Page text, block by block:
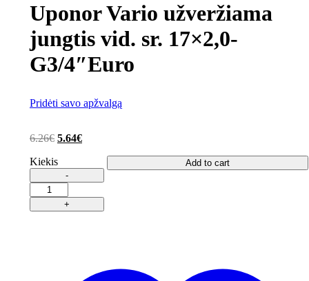
Uponor Vario užveržiama
jungtis vid. sr. 17×2,0-
G3/4″Euro
Pridėti savo apžvalgą
6.26€ 5.64€
Kiekis
Uponor
Vario
užveržiama
Add to cart